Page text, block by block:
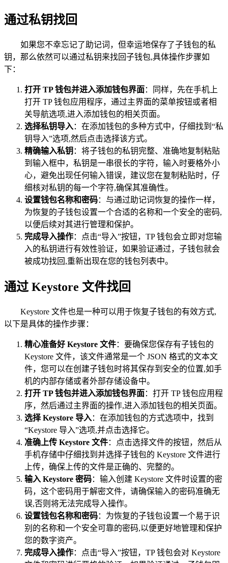
通过私钥找回
如果您不幸忘记了助记词，但幸运地保存了子钱包的私
钥，那么依然可以通过私钥来找回子钱包,具体操作步骤如
下：
打开 TP 钱包并进入添加钱包界面：同样，先在手机上
打开 TP 钱包应用程序，通过主界面的菜单按钮或者相
关导航选项,进入添加钱包的相关页面。
选择私钥导入：在添加钱包的多种方式中，仔细找到“私
钥导入”选项,然后点击选择该方式。
精确输入私钥 ：将子钱包的私钥完整、准确地复制粘贴
到输入框中，私钥是一串很长的字符，输入时要格外小
心，避免出现任何输入错误，建议您在复制粘贴时，仔
细核对私钥的每一个字符,确保其准确性。
设置钱包名称和密码：与通过助记词恢复的操作一样，
为恢复的子钱包设置一个合适的名称和一个安全的密码,
以便后续对其进行管理和保护。
完成导入操作：点击“导入”按钮，TP 钱包会立即对您输
入的私钥进行有效性验证，如果验证通过，子钱包就会
被成功找回,重新出现在您的钱包列表中。
通过 Keystore 文件找回
Keystore 文件也是一种可以用于恢复子钱包的有效方式,
以下是具体的操作步骤：
精心准备好 Keystore 文件：要确保您保存有子钱包的
Keystore 文件，该文件通常是一个 JSON 格式的文本文
件，您可以在创建子钱包时将其保存到安全的位置,如手
机的内部存储或者外部存储设备中。
打开 TP 钱包并进入添加钱包界面：打开 TP 钱包应用程
序，然后通过主界面的操作,进入添加钱包的相关页面。
选择 Keystore 导入：在添加钱包的方式选项中，找到
“Keystore 导入”选项,并点击选择它。
准确上传 Keystore 文件：点击选择文件的按钮，然后从
手机存储中仔细找到并选择子钱包的 Keystore 文件进行
上传，确保上传的文件是正确的、完整的。
输入 Keystore 密码：输入创建 Keystore 文件时设置的密
码，这个密码用于解密文件，请确保输入的密码准确无
误,否则将无法完成导入操作。
设置钱包名称和密码：为恢复的子钱包设置一个易于识
别的名称和一个安全可靠的密码,以便更好地管理和保护
您的数字资产。
完成导入操作：点击“导入”按钮，TP 钱包会对 Keystore